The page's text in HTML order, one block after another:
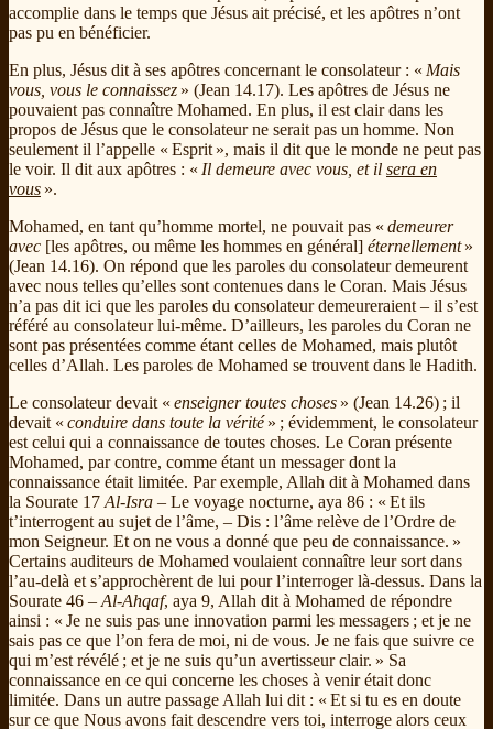
accomplie dans le temps que Jésus ait précisé, et les apôtres n’ont
pas pu en bénéficier.
En plus, Jésus dit à ses apôtres concernant le consolateur : « Mais
vous, vous le connaissez » (Jean 14.17). Les apôtres de Jésus ne
pouvaient pas connaître Mohamed. En plus, il est clair dans les
propos de Jésus que le consolateur ne serait pas un homme. Non
seulement il l’appelle « Esprit », mais il dit que le monde ne peut pas
le voir. Il dit aux apôtres : « Il demeure avec vous, et il sera en
vous ».
Mohamed, en tant qu’homme mortel, ne pouvait pas « demeurer
avec [les apôtres, ou même les hommes en général] éternellement»
(Jean 14.16). On répond que les paroles du consolateur demeurent
avec nous telles qu’elles sont contenues dans le Coran. Mais Jésus
n’a pas dit ici que les paroles du consolateur demeureraient – il s’est
référé au consolateur lui-même. D’ailleurs, les paroles du Coran ne
sont pas présentées comme étant celles de Mohamed, mais plutôt
celles d’Allah. Les paroles de Mohamed se trouvent dans le Hadith.
Le consolateur devait « enseigner toutes choses » (Jean 14.26) ; il
devait « conduire dans toute la vérité» ; évidemment, le consolateur
est celui qui a connaissance de toutes choses. Le Coran présente
Mohamed, par contre, comme étant un messager dont la
connaissance était limitée. Par exemple, Allah dit à Mohamed dans
la Sourate 17 Al-Isra – Le voyage nocturne, aya 86 : « Et ils
t’interrogent au sujet de l’âme, – Dis : l’âme relève de l’Ordre de
mon Seigneur. Et on ne vous a donné que peu de connaissance. »
Certains auditeurs de Mohamed voulaient connaître leur sort dans
l’au-delà et s’approchèrent de lui pour l’interroger là-dessus. Dans la
Sourate 46 – Al-Ahqaf, aya 9, Allah dit à Mohamed de répondre
ainsi : « Je ne suis pas une innovation parmi les messagers ; et je ne
sais pas ce que l’on fera de moi, ni de vous. Je ne fais que suivre ce
qui m’est révélé ; et je ne suis qu’un avertisseur clair. » Sa
connaissance en ce qui concerne les choses à venir était donc
limitée. Dans un autre passage Allah lui dit : « Et si tu es en doute
sur ce que Nous avons fait descendre vers toi, interroge alors ceux